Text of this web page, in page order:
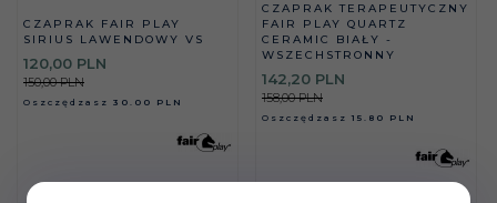
CZAPRAK FAIR PLAY
SIRIUS LAWENDOWY VS
120,00 PLN
150,00 PLN
Oszczędzasz 30.00 PLN
CZAPRAK TERAPEUTYCZNY
FAIR PLAY QUARTZ
CERAMIC BIAŁY -
WSZECHSTRONNY
142,20 PLN
158,00 PLN
Oszczędzasz 15.80 PLN